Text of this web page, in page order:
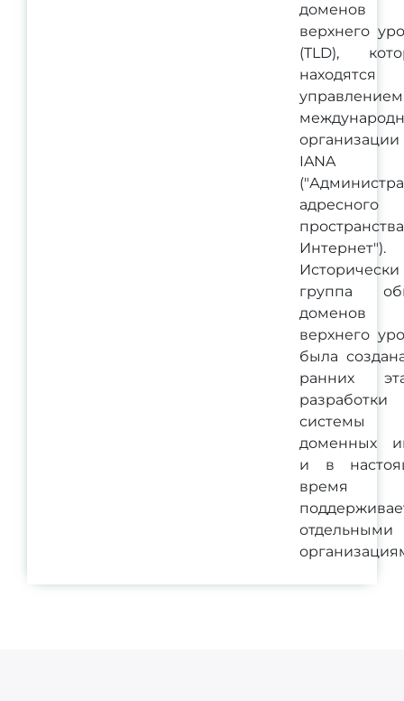
доменов
верхнего
(TLD),
находятся
управлением
организации
IANA
адресного
пространства
Интернет").
Исторически
группа
доменов
верхнего
была
ранних
разработки
системы
доменных
и в
время
отдельными